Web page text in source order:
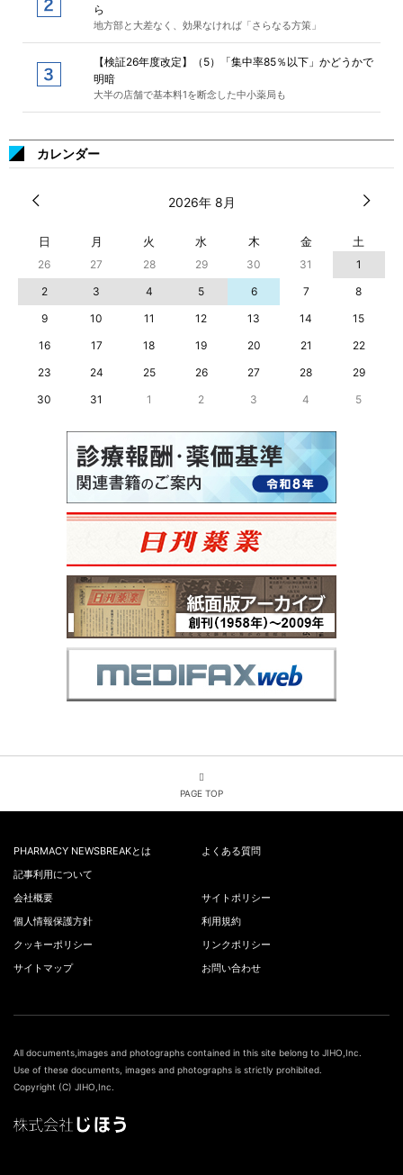
ら
地方部と大差なく、効果なければ「さらなる方策」
【検証26年度改定】（5）「集中率85％以下」かどうかで
明暗
大半の店舗で基本料1を断念した中小薬局も
カレンダー
2026年 8月
日 月 火 水 木 金 土
26 27 28 29 30 31
1
2
3 4 5 6 7
8
9
10 11 12 13 14
15
16
17 18 19 20 21
22
23
24 25 26 27 28
29
30
31 1 2 3 4 5
PAGE TOP
PHARMACY NEWSBREAKとは
よくある質問
記事利用について
会社概要
サイトポリシー
個人情報保護方針
利用規約
クッキーポリシー
リンクポリシー
サイトマップ
お問い合わせ
All documents,images and photographs contained in this site belong to JIHO,Inc.
Use of these documents, images and photographs is strictly prohibited.
Copyright (C) JIHO,Inc.